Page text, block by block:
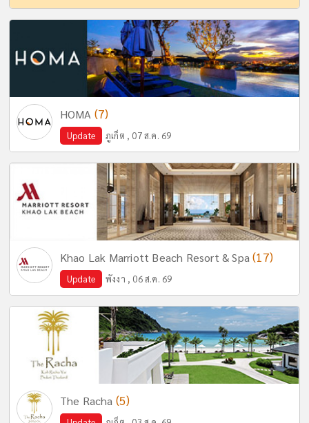
HOMA (7)
Update ภูเก็ต , 07 ส.ค. 69
Khao Lak Marriott Beach Resort & Spa(17)
Update พังงา , 06 ส.ค. 69
The Racha (5)